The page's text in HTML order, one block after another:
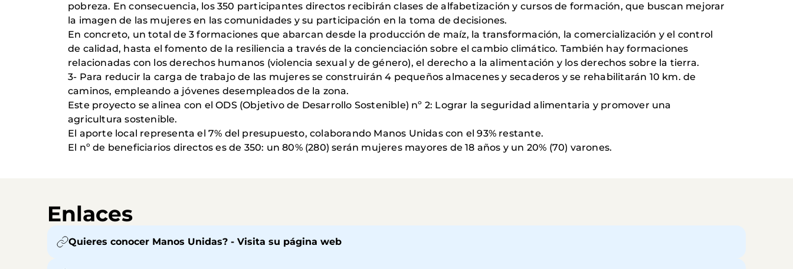
pobreza. En consecuencia, los 350 participantes directos recibirán clases de alfabetización y cursos de formación, que buscan mejorar
la imagen de las mujeres en las comunidades y su participación en la toma de decisiones.
En concreto, un total de 3 formaciones que abarcan desde la producción de maíz, la transformación, la comercialización y el control
de calidad, hasta el fomento de la resiliencia a través de la concienciación sobre el cambio climático. También hay formaciones
relacionadas con los derechos humanos (violencia sexual y de género), el derecho a la alimentación y los derechos sobre la tierra.
3- Para reducir la carga de trabajo de las mujeres se construirán 4 pequeños almacenes y secaderos y se rehabilitarán 10 km. de
caminos, empleando a jóvenes desempleados de la zona.
Este proyecto se alinea con el ODS (Objetivo de Desarrollo Sostenible) nº 2: Lograr la seguridad alimentaria y promover una
agricultura sostenible.
El aporte local representa el 7% del presupuesto, colaborando Manos Unidas con el 93% restante.
El nº de beneficiarios directos es de 350: un 80% (280) serán mujeres mayores de 18 años y un 20% (70) varones.
Enlaces
Quieres conocer Manos Unidas? - Visita su página web